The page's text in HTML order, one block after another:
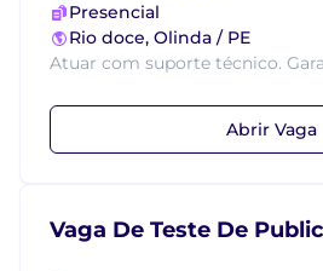
Presencial
Rio doce, Olinda / PE
Atuar com suporte técnico.
Abrir Vaga
Vaga De Teste De